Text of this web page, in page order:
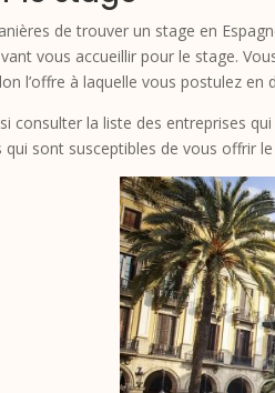
de trouver un stage en
vous accueillir pour le stage.
l’offre à laquelle vous postulez
consulter la liste des entreprises
qui sont susceptibles de vous offrir